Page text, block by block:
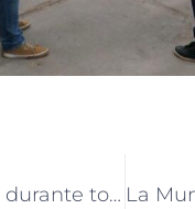
El Municipio de Colón dictó durante todo el año talleres en las residencias de la Ciudad